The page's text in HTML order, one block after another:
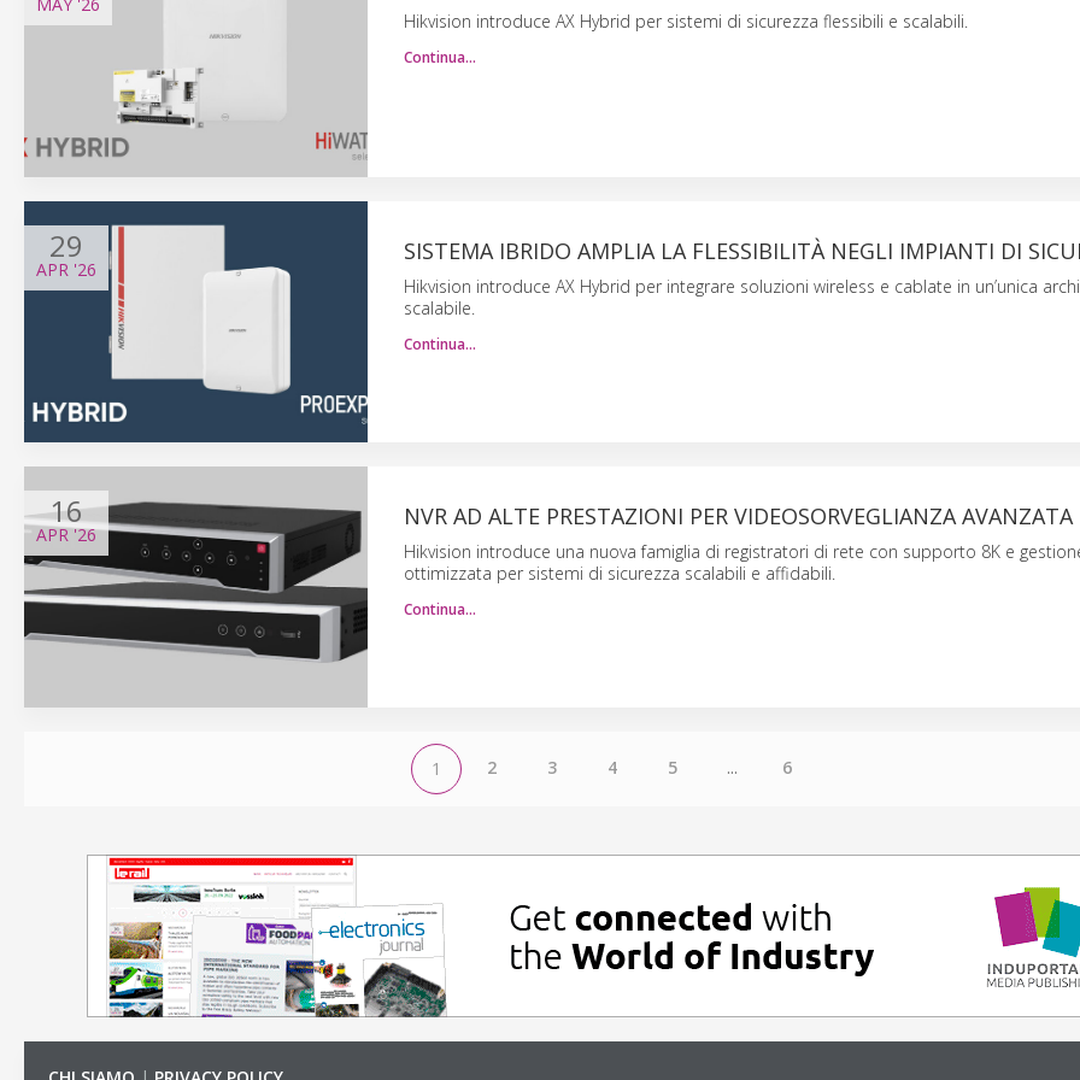
Hikvision introduce AX Hybrid per sistemi di sicurezza flessibili e scalabili.
Continua…
29
APR '26
SISTEMA IBRIDO AMPLIA LA FLESSIBILITÀ NEGLI IMPIANTI DI
Hikvision introduce AX Hybrid per integrare soluzioni wireless e cablate in un’unica
scalabile.
Continua…
16
APR'26
NVR AD ALTE PRESTAZIONI PER VIDEOSORVEGLIANZA AVANZATA
Hikvision introduce una nuova famiglia di registratori di rete con supporto 8K e
ottimizzata per sistemi di sicurezza scalabili e affidabili.
Continua…
1 2 3 4 5 ... 6